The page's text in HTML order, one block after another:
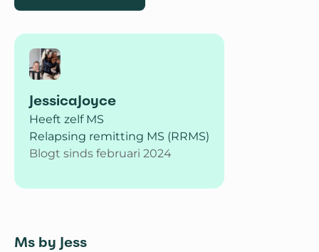
JessicaJoyce
Heeft zelf MS
Relapsing remitting MS (RRMS)
Blogt sinds februari 2024
Ms by Jess